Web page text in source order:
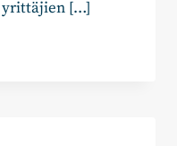
yrittäjien […]